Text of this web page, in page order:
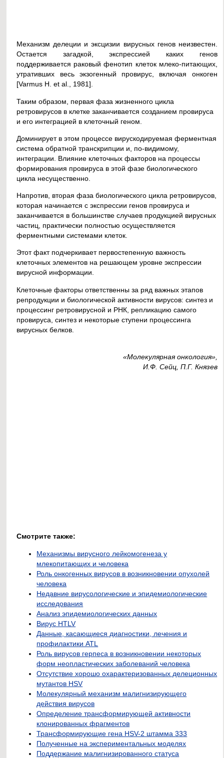
Механизм делеции и эксцизии вирусных генов неизвестен.
Остается загадкой, экспрессией каких генов
поддерживается раковый фенотип клеток млеко-питающих,
утративших весь экзогенный провирус, включая онкоген
[Varmus H. et al., 1981].
Таким образом, первая фаза жизненного цикла
ретровирусов в клетке заканчивается созданием провируса
и его интеграцией в клеточный геном.
Доминирует в этом процессе вирускодируемая ферментная
система обратной транскрипции и, по-видимому,
интеграции. Влияние клеточных факторов на процессы
формирования провируса в этой фазе биологического
цикла несущественно.
Напротив, вторая фаза биологического цикла ретровирусов,
которая начинается с экспрессии генов провируса и
заканчивается в большинстве случаев продукцией вирусных
частиц, практически полностью осуществляется
ферментными системами клеток.
Этот факт подчеркивает первостепенную важность
клеточных элементов на решающем уровне экспрессии
вирусной информации.
Клеточные факторы ответственны за ряд важных этапов
репродукции и биологической активности вирусов: синтез и
процессинг ретровирусной и РНК, репликацию самого
провируса, синтез и некоторые ступени процессинга
вирусных белков.
«Молекулярная онкология»,
И.Ф. Сейц, П.Г. Князев
Смотрите также:
Механизмы вирусного лейкомогенеза у
млекопитающих и человека
Роль онкогенных вирусов в возникновении опухолей
человека
Недавние вирусологические и эпидемиологические
исследования
Анализ эпидемиологических данных
Вирус HTLV
Данные, касающиеся диагностики, лечения и
профилактики ATL
Роль вирусов герпеса в возникновении некоторых
форм неопластических заболеваний человека
Отсутствие хорошо охарактеризованных делеционных
мутантов HSV
Молекулярный механизм малигнизирующего
действия вирусов
Определение трансформирующей активности
клонированных фрагментов
Трансформирующие гена HSV-2 штамма 333
Полученные на экспериментальных моделях
Поддержание малигнизированного статуса